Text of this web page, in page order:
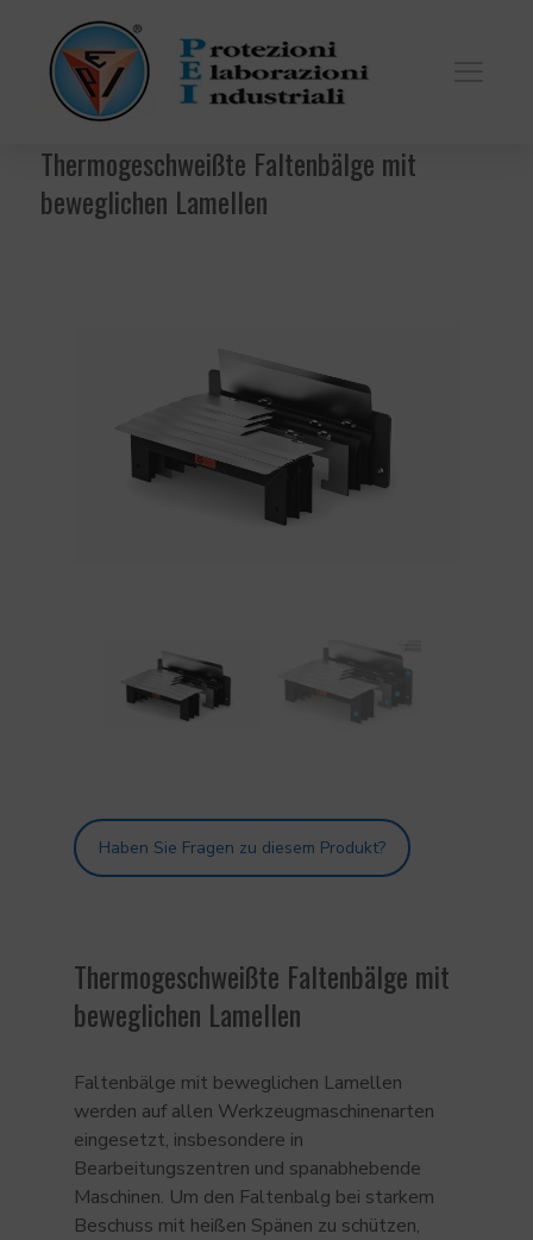
Thermogeschweißte Faltenbälge mit
beweglichen Lamellen
Haben Sie Fragen zu diesem Produkt?
Thermogeschweißte Faltenbälge mit
beweglichen Lamellen
Faltenbälge mit beweglichen Lamellen
werden auf allen Werkzeugmaschinenarten
eingesetzt, insbesondere in
Bearbeitungszentren und spanabhebende
Maschinen. Um den Faltenbalg bei starkem
Beschuss mit heißen Spänen zu schützen,